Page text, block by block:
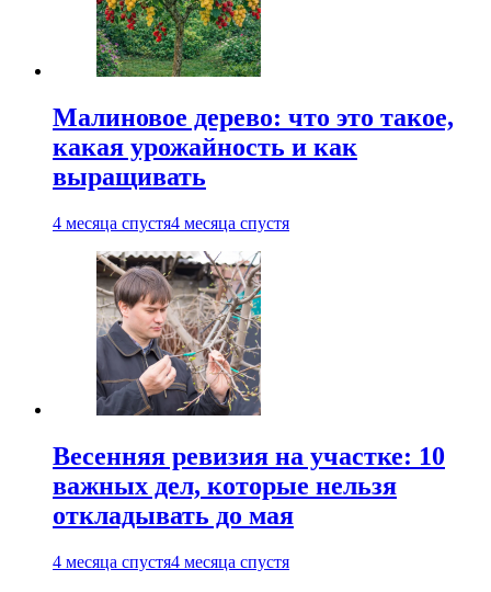
Малиновое дерево: что это такое,
какая урожайность и как
выращивать
4 месяца спустя4 месяца спустя
Весенняя ревизия на участке: 10
важных дел, которые нельзя
откладывать до мая
4 месяца спустя4 месяца спустя